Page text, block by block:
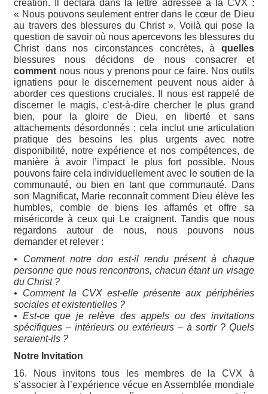
création. Il déclara dans la lettre adressée à la CVX :
« Nous pouvons seulement entrer dans le cœur de Dieu
au travers des blessures du Christ ». Voilà qui pose la
question de savoir où nous apercevons les blessures du
Christ dans nos circonstances concrètes, à quelles
blessures nous décidons de nous consacrer et
comment nous nous y prenons pour ce faire. Nos outils
ignatiens pour le discernement peuvent nous aider à
aborder ces questions cruciales. Il nous est rappelé de
discerner le magis, c’est-à-dire chercher le plus grand
bien, pour la gloire de Dieu, en liberté et sans
attachements désordonnés ; cela inclut une articulation
pratique des besoins les plus urgents avec notre
disponibilité, notre expérience et nos compétences, de
manière à avoir l’impact le plus fort possible. Nous
pouvons faire cela individuellement avec le soutien de la
communauté, ou bien en tant que communauté. Dans
son Magnificat, Marie reconnaît comment Dieu élève les
humbles, comble de biens les affamés et offre sa
miséricorde à ceux qui Le craignent. Tandis que nous
regardons autour de nous, nous pouvons nous
demander et relever :
• Comment notre don est-il rendu présent à chaque
personne que nous rencontrons, chacun étant un visage
du Christ ?
• Comment la CVX est-elle présente aux périphéries
sociales et existentielles ?
• Est-ce que je relève des appels ou des invitations
spécifiques – intérieurs ou extérieurs – à sortir ? Quels
seraient-ils ?
Notre Invitation
16. Nous invitons tous les membres de la CVX à
s’associer à l’expérience vécue en Assemblée mondiale